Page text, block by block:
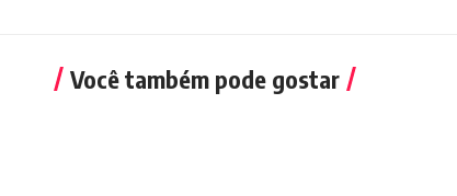
Você também pode gostar